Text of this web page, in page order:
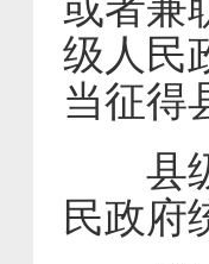
级人民
当征得
县级
民政府